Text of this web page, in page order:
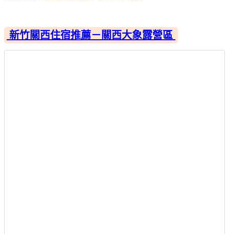
新竹關西住宿推薦－關西大象露營區